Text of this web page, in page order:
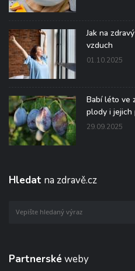
Jak na
vzduch
01.10.2025
Babí léto ve
plody i jejich
29.09.2025
Hledat na zdravě.cz
Partnerské weby